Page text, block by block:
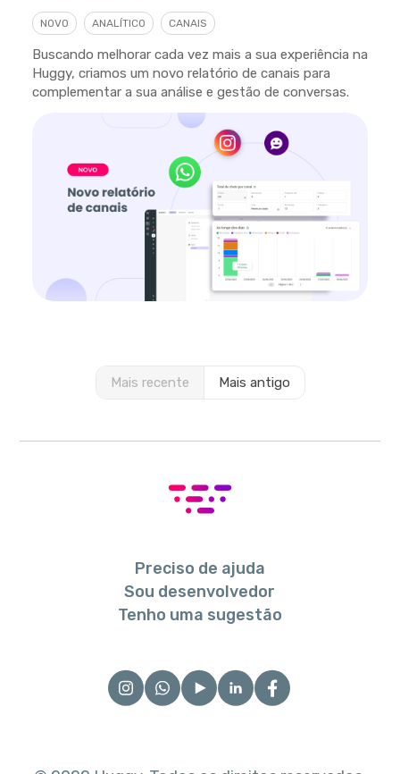
NOVO ANALÍTICO CANAIS
Buscando melhorar cada vez mais a sua experiência na
Huggy, criamos um novo relatório de canais para
complementar a sua análise e gestão de conversas.
Mais recente Mais antigo
Preciso de ajuda
Sou desenvolvedor
Tenho uma sugestão